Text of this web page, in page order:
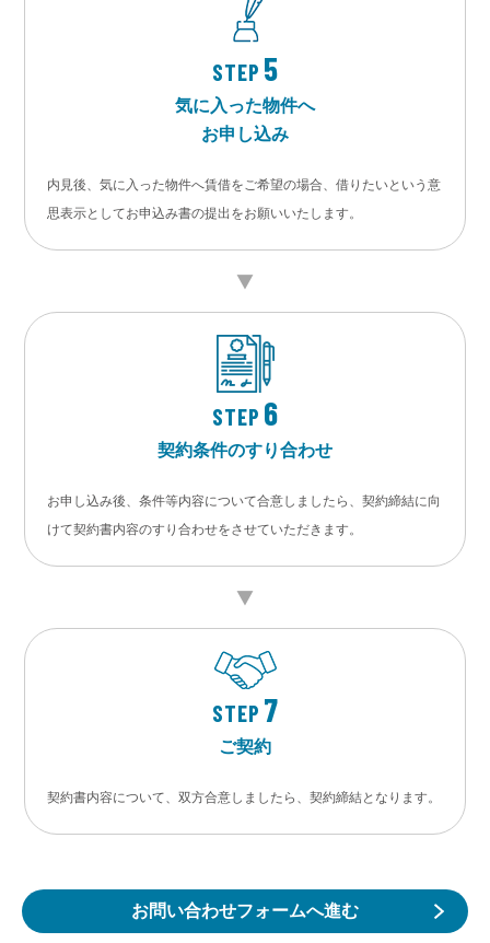
STEP 5
気に入った物件へ
お申し込み
内見後、気に入った物件へ賃借をご希望の場合、借りたいという意
思表示としてお申込み書の提出をお願いいたします。
STEP 6
契約条件のすり合わせ
お申し込み後、条件等内容について合意しましたら、契約締結に向
けて契約書内容のすり合わせをさせていただきます。
STEP 7
ご契約
契約書内容について、双方合意しましたら、契約締結となります。
お問い合わせフォームへ進む